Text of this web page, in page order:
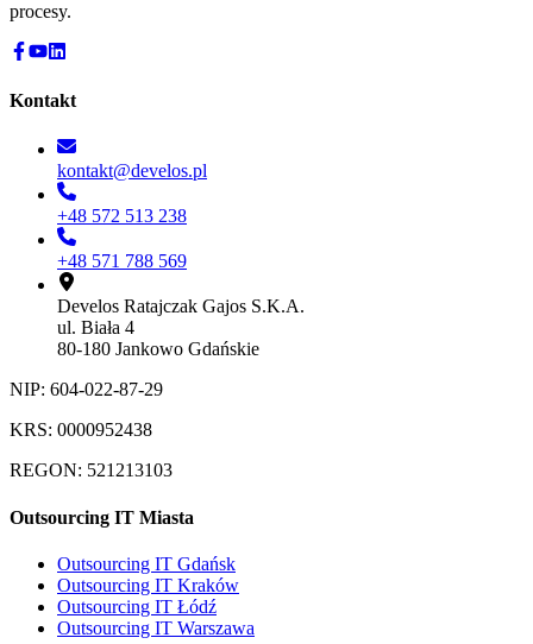
procesy.
Kontakt
kontakt@develos.pl
+48 572 513 238
+48 571 788 569
Develos Ratajczak Gajos S.K.A.
ul. Biała 4
80-180 Jankowo Gdańskie
NIP: 604-022-87-29
KRS: 0000952438
REGON: 521213103
Outsourcing IT Miasta
Outsourcing IT Gdańsk
Outsourcing IT Kraków
Outsourcing IT Łódź
Outsourcing IT Warszawa